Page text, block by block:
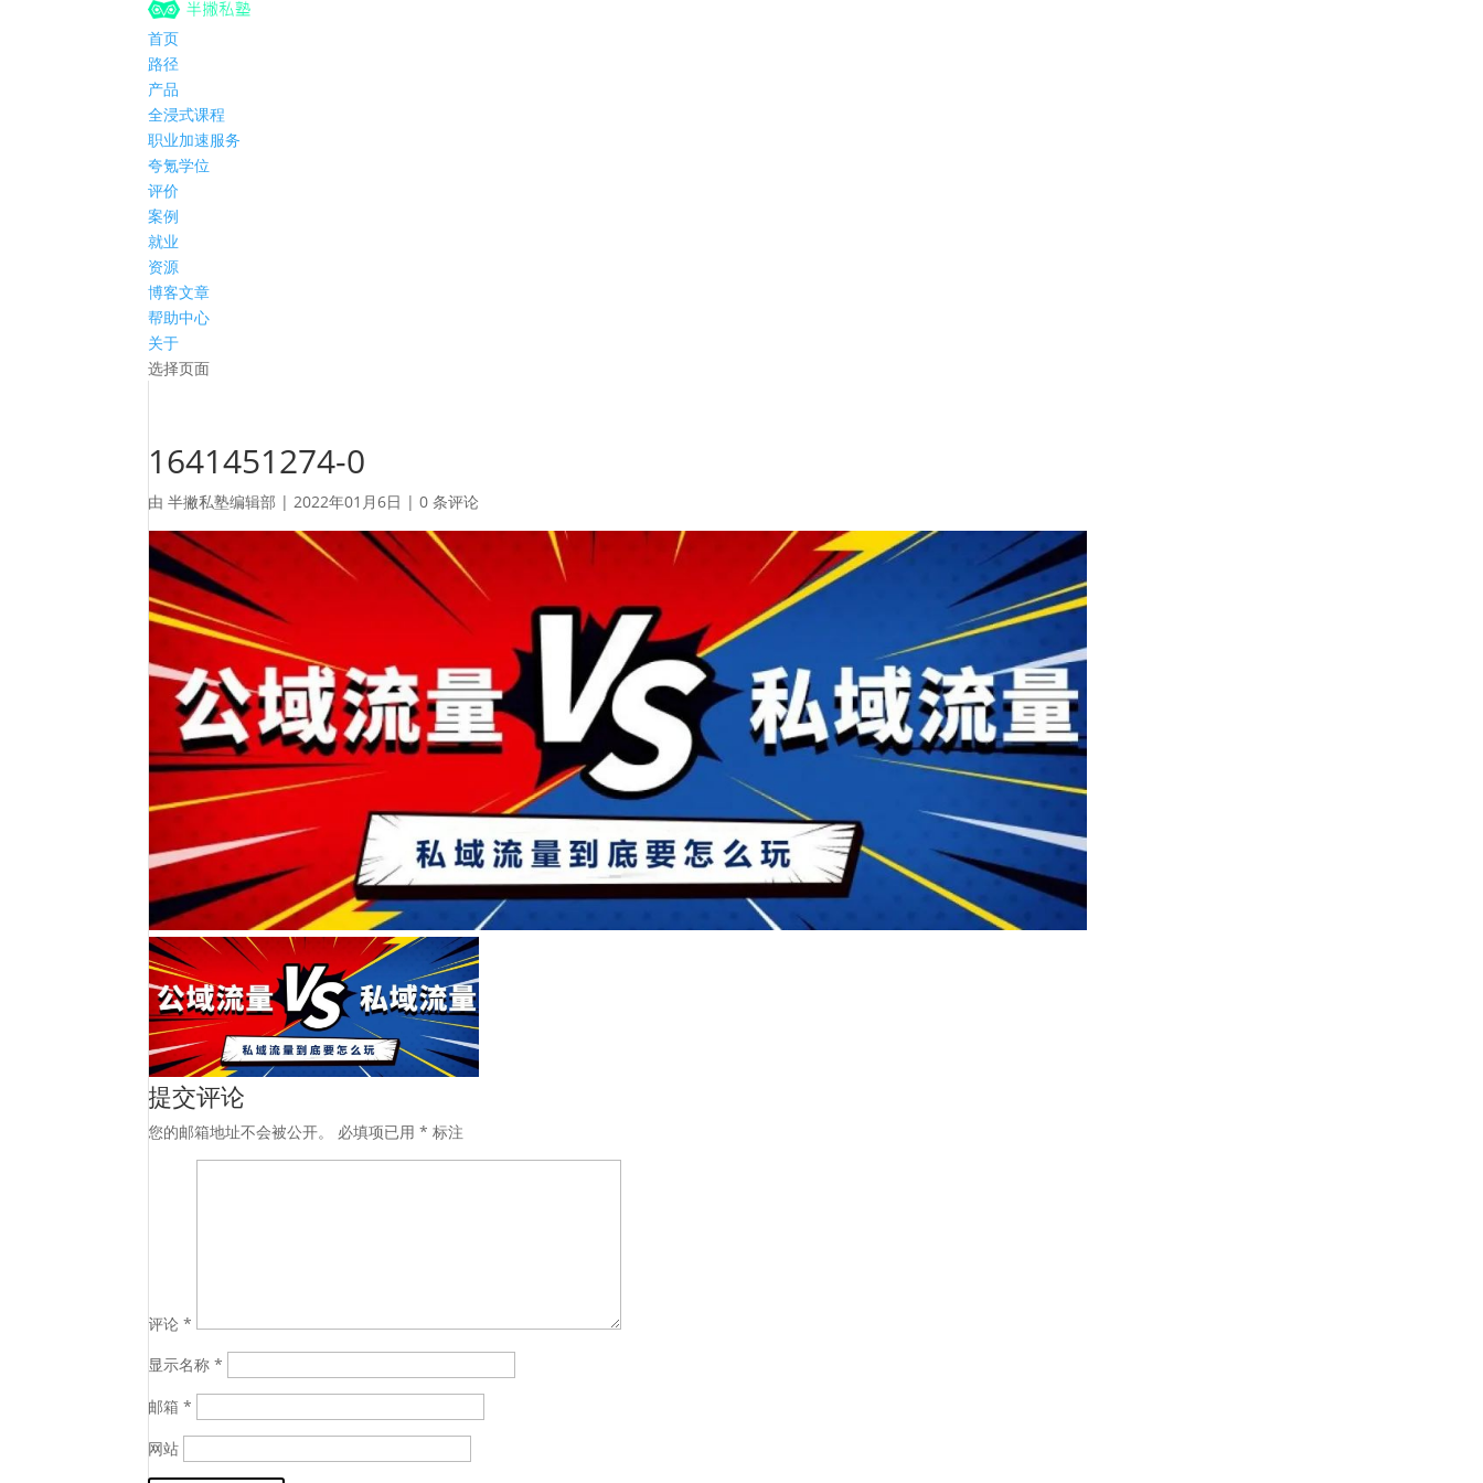
首页
路径
产品
全浸式课程
职业加速服务
夸氪学位
评价
案例
就业
资源
博客文章
帮助中心
关于
选择页面
1641451274-0
由半撇私塾编辑部 |2022年01月6日 |0 条评论
提交评论
您的邮箱地址不会被公开。 必填项已用* 标注
评论*
显示名称*
邮箱*
网站